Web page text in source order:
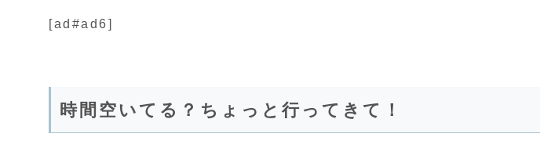
[ad#ad6]
時間空いてる？ちょっと行ってきて！